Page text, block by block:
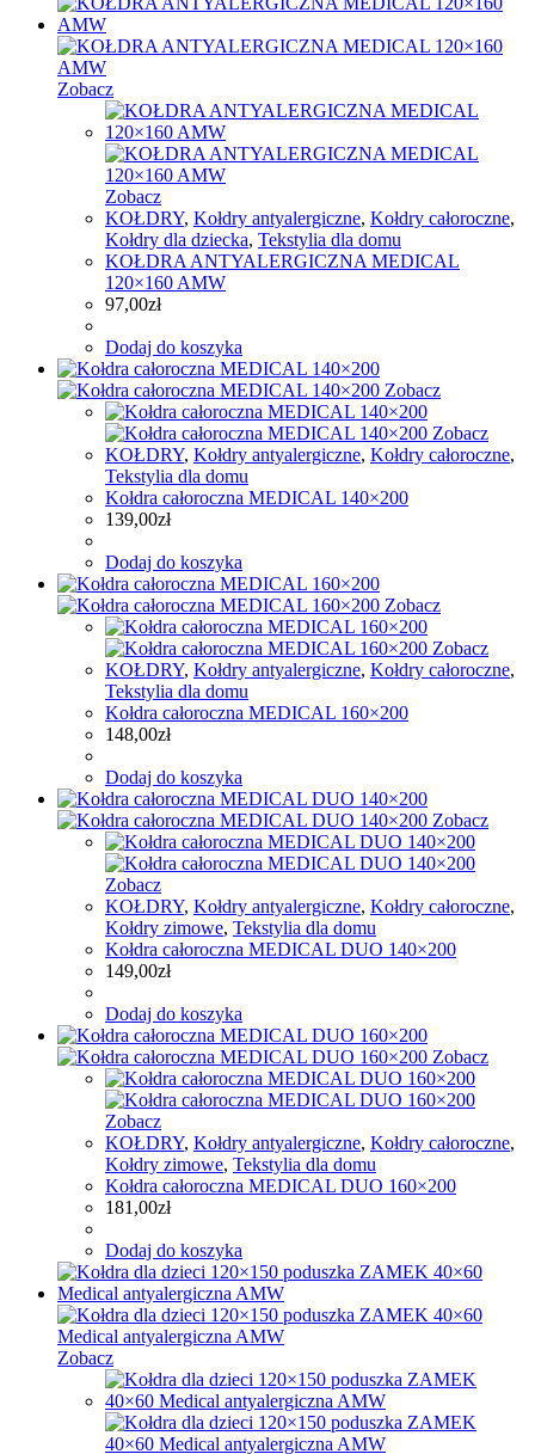
Zobacz
Zobacz
KOŁDRY, Kołdry antyalergiczne, Kołdry całoroczne,
Kołdry dla dziecka, Tekstylia dla domu
KOŁDRA ANTYALERGICZNA MEDICAL
120×160 AMW
97,00zł
Dodaj do koszyka
Zobacz
Zobacz
KOŁDRY, Kołdry antyalergiczne, Kołdry całoroczne,
Tekstylia dla domu
Kołdra całoroczna MEDICAL 140×200
139,00zł
Dodaj do koszyka
Zobacz
Zobacz
KOŁDRY, Kołdry antyalergiczne, Kołdry całoroczne,
Tekstylia dla domu
Kołdra całoroczna MEDICAL 160×200
148,00zł
Dodaj do koszyka
Zobacz
Zobacz
KOŁDRY, Kołdry antyalergiczne, Kołdry całoroczne,
Kołdry zimowe, Tekstylia dla domu
Kołdra całoroczna MEDICAL DUO 140×200
149,00zł
Dodaj do koszyka
Zobacz
Zobacz
KOŁDRY, Kołdry antyalergiczne, Kołdry całoroczne,
Kołdry zimowe, Tekstylia dla domu
Kołdra całoroczna MEDICAL DUO 160×200
181,00zł
Dodaj do koszyka
Zobacz